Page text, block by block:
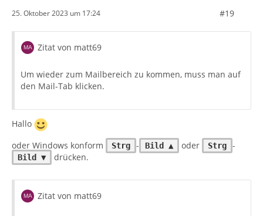
25. Oktober 2023 um 17:24 #19
Zitat von matt69
Um wieder zum Mailbereich zu kommen, muss man auf
den Mail-Tab klicken.
Hallo
oder Windows konform
Strg - Bild ▲ oder Strg -
Bild ▼ drücken.
Zitat von matt69